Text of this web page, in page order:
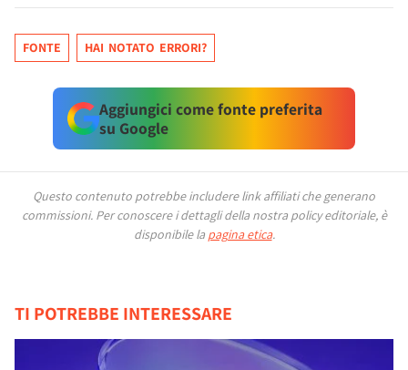
FONTE HAI NOTATO ERRORI?
Aggiungici come fonte preferita
su Google
Questo contenuto potrebbe includere link affiliati che generano
commissioni. Per conoscere i dettagli della nostra policy editoriale, è
disponibile la pagina etica.
TI POTREBBE INTERESSARE